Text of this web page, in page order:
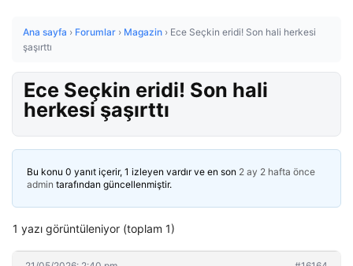
Ana sayfa › Forumlar › Magazin › Ece Seçkin eridi! Son hali herkesi
şaşırttı
Ece Seçkin eridi! Son hali
herkesi şaşırttı
Bu konu 0 yanıt içerir, 1 izleyen vardır ve en son 2 ay 2 hafta önce
admin tarafından güncellenmiştir.
1 yazı görüntüleniyor (toplam 1)